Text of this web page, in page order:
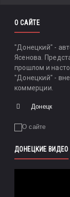
О САЙТЕ
"Донецкий" -
Ясенова.
прошлом и
"Донецкий" - вне
коммерции.
Донецк
ДОНЕЦКИЕ ВИДЕО